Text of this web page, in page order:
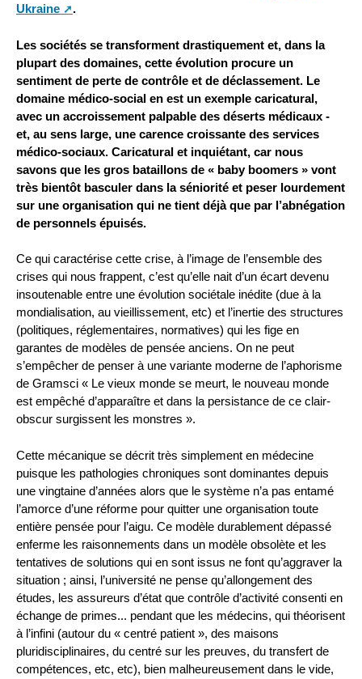
Ukraine
.
Les sociétés se transforment drastiquement et, dans la
plupart des domaines, cette évolution procure un
sentiment de perte de contrôle et de déclassement. Le
domaine médico-social en est un exemple caricatural,
avec un accroissement palpable des déserts médicaux -
et, au sens large, une carence croissante des services
médico-sociaux. Caricatural et inquiétant, car nous
savons que les gros bataillons de « baby boomers » vont
très bientôt basculer dans la séniorité et peser lourdement
sur une organisation qui ne tient déjà que par l’abnégation
de personnels épuisés.
Ce qui caractérise cette crise, à l’image de l’ensemble des
crises qui nous frappent, c’est qu’elle nait d’un écart devenu
insoutenable entre une évolution sociétale inédite (due à la
mondialisation, au vieillissement, etc) et l’inertie des structures
(politiques, réglementaires, normatives) qui les fige en
garantes de modèles de pensée anciens. On ne peut
s’empêcher de penser à une variante moderne de l’aphorisme
de Gramsci « Le vieux monde se meurt, le nouveau monde
est empêché d’apparaître et dans la persistance de ce clair-
obscur surgissent les monstres ».
Cette mécanique se décrit très simplement en médecine
puisque les pathologies chroniques sont dominantes depuis
une vingtaine d’années alors que le système n’a pas entamé
l’amorce d’une réforme pour quitter une organisation toute
entière pensée pour l’aigu. Ce modèle durablement dépassé
enferme les raisonnements dans un modèle obsolète et les
tentatives de solutions qui en sont issus ne font qu’aggraver la
situation ; ainsi, l’université ne pense qu’allongement des
études, les assureurs d’état que contrôle d’activité consenti en
échange de primes... pendant que les médecins, qui théorisent
à l’infini (autour du « centré patient », des maisons
pluridisciplinaires, du centré sur les preuves, du transfert de
compétences, etc, etc), bien malheureusement dans le vide,